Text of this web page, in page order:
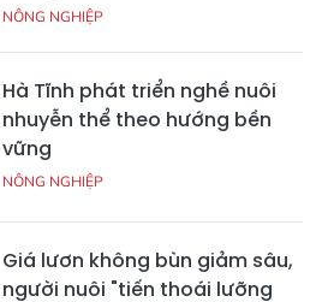
NÔNG NGHIỆP
Hà Tĩnh phát triển nghề nuôi
nhuyễn thể theo hướng bền
vững
NÔNG NGHIỆP
Giá lươn không bùn giảm sâu,
người nuôi "tiến thoái lưỡng